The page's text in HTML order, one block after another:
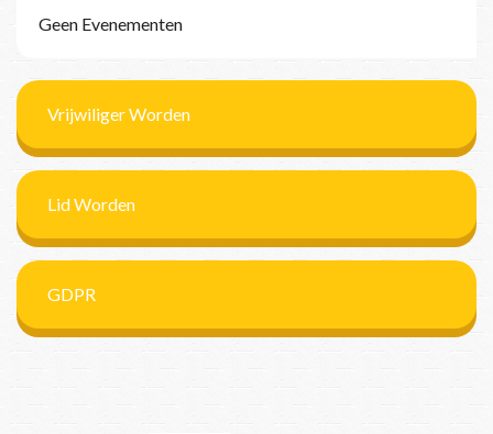
Geen Evenementen
Vrijwiliger Worden
Lid Worden
GDPR